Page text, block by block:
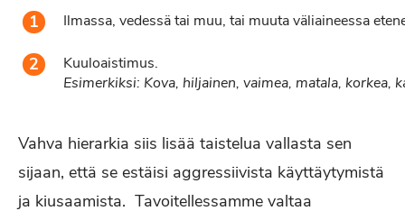
Ilmassa, vedessä tai muu, tai muuta väliaineessa
Kuuloaistimus.
Esimerkiksi: Kova, hiljainen, vaimea, matala, korkea,
Vahva hierarkia siis lisää taistelua vallasta sen
sijaan, että se estäisi aggressiivista käyttäytymistä
ja kiusaamista. Tavoitellessamme valtaa